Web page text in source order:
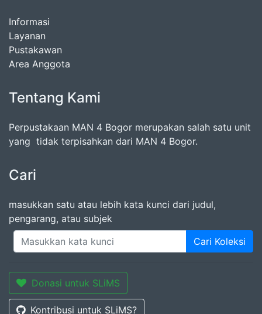
Informasi
Layanan
Pustakawan
Area Anggota
Tentang Kami
Perpustakaan MAN 4 Bogor merupakan salah satu unit
yang tidak terpisahkan dari MAN 4 Bogor.
Cari
masukkan satu atau lebih kata kunci dari judul,
pengarang, atau subjek
Cari Koleksi
Donasi untuk SLiMS
Kontribusi untuk SLiMS?